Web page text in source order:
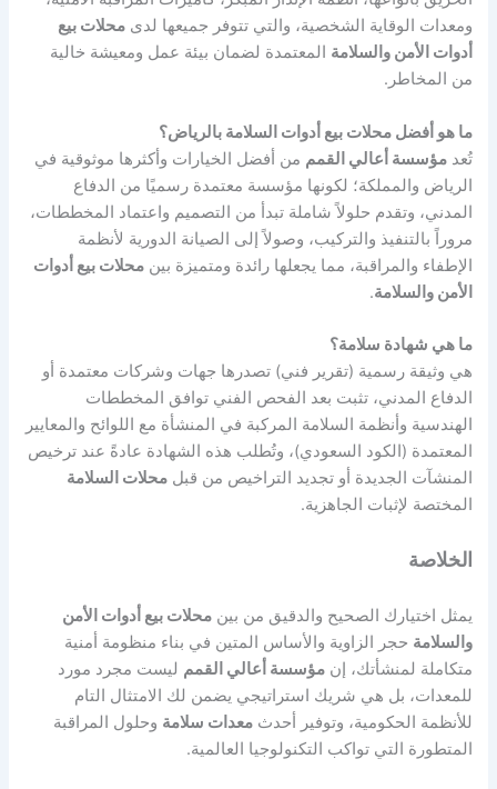
ومعدات الوقاية الشخصية، والتي تتوفر جميعها لدىمحلات بيع
أدوات الأمن والسلامة المعتمدة لضمان بيئة عمل ومعيشة خالية
من المخاطر.
ما هو أفضل محلات بيع أدوات السلامة بالرياض؟
تُعدمؤسسة أعالي القمم من أفضل الخيارات وأكثرها موثوقية في
الرياض والمملكة؛ لكونها مؤسسة معتمدة رسميًا من الدفاع
المدني، وتقدم حلولاً شاملة تبدأ من التصميم واعتماد المخططات،
مروراً بالتنفيذ والتركيب، وصولاً إلى الصيانة الدورية لأنظمة
الإطفاء والمراقبة، مما يجعلها رائدة ومتميزة بينمحلات بيع أدوات
الأمن والسلامة.
ما هي شهادة سلامة؟
هي وثيقة رسمية (تقرير فني) تصدرها جهات وشركات معتمدة أو
الدفاع المدني، تثبت بعد الفحص الفني توافق المخططات
الهندسية وأنظمة السلامة المركبة في المنشأة مع اللوائح والمعايير
المعتمدة (الكود السعودي)، وتُطلب هذه الشهادة عادةً عند ترخيص
المنشآت الجديدة أو تجديد التراخيص من قبلمحلات السلامة
المختصة لإثبات الجاهزية.
الخلاصة
يمثل اختيارك الصحيح والدقيق من بينمحلات بيع أدوات الأمن
والسلامة حجر الزاوية والأساس المتين في بناء منظومة أمنية
متكاملة لمنشأتك، إنمؤسسة أعالي القمم ليست مجرد مورد
للمعدات، بل هي شريك استراتيجي يضمن لك الامتثال التام
للأنظمة الحكومية، وتوفير أحدثمعدات سلامة وحلول المراقبة
المتطورة التي تواكب التكنولوجيا العالمية.